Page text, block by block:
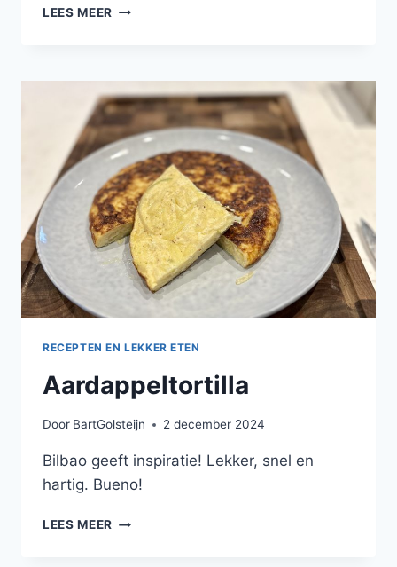
LEES MEER GEGRILDE
BBQ
MET
ZOETE
AARDAPPEL
GEVULD
MET
SALSA
RECEPTEN EN LEKKER ETEN
Aardappeltortilla
Door BartGolsteijn 2 december 2024
Bilbao geeft inspiratie! Lekker, snel en
hartig. Bueno!
LEES MEER AARDAPPELTORTILLA